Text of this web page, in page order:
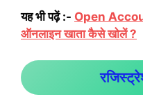
यह भी पढ़ें :- Open
ऑनलाइन खाता कैसे खोलें ?